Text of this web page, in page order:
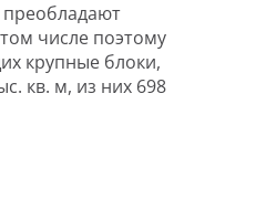
числе поэтому
крупные блоки,
кв. м, из них 698